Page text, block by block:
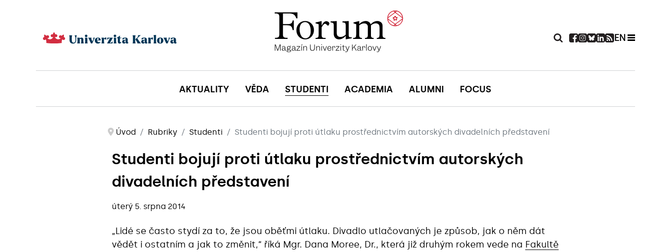
EN
AKTUALITY VĚDA STUDENTI ACADEMIA ALUMNI FOCUS
Úvod Rubriky Studenti Studenti bojují proti útlaku prostřednictvím autorských divadelních představení
Studenti bojují proti útlaku prostřednictvím autorských
divadelních představení
úterý 5. srpna 2014
„Lidé se často stydí za to, že jsou oběťmi útlaku. Divadlo utlačovaných je způsob, jak o něm dát
vědět i ostatním a jak to změnit,“ říká Mgr. Dana Moree, Dr., která již druhým rokem vede na Fakultě